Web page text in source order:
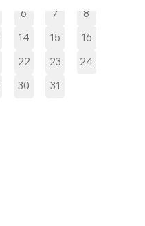
6 7
8
14 15
16
22 23
24
30 31